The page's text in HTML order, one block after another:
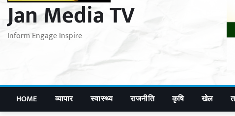
Jan Media TV
Inform Engage Inspire
HOME व्यापार स्वास्थ्य राजनीति कृषि खेल